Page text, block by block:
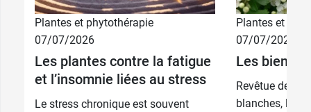
Plantes et phytothérapie
07/07/2026
Les plantes contre la fatigue
et l’insomnie liées au stress
Le stress chronique est souvent
Plantes et
07/07/2026
Les
Revêtue de sa
blanches,